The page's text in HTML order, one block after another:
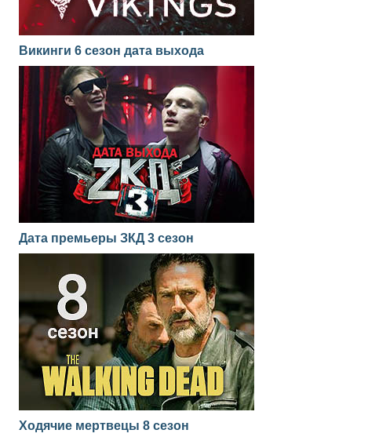
Викинги 6 сезон дата выхода
Дата премьеры ЗКД 3 сезон
Ходячие мертвецы 8 сезон